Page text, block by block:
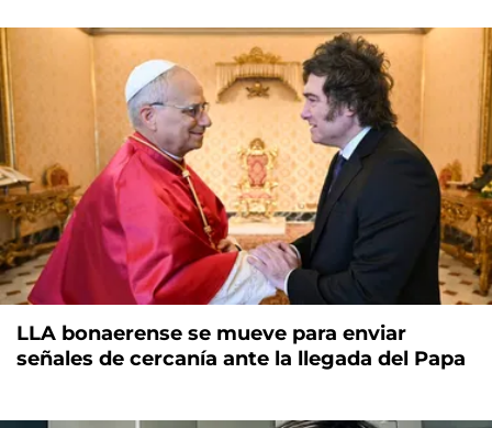
LLA bonaerense se mueve para enviar
señales de cercanía ante la llegada del Papa